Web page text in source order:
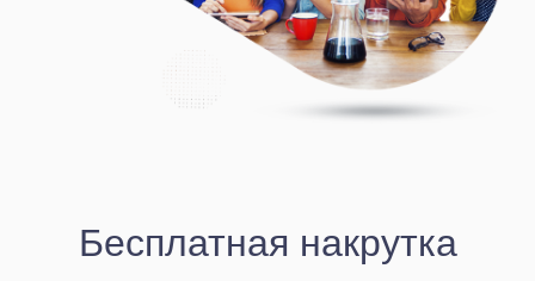
Бесплатная накрутка